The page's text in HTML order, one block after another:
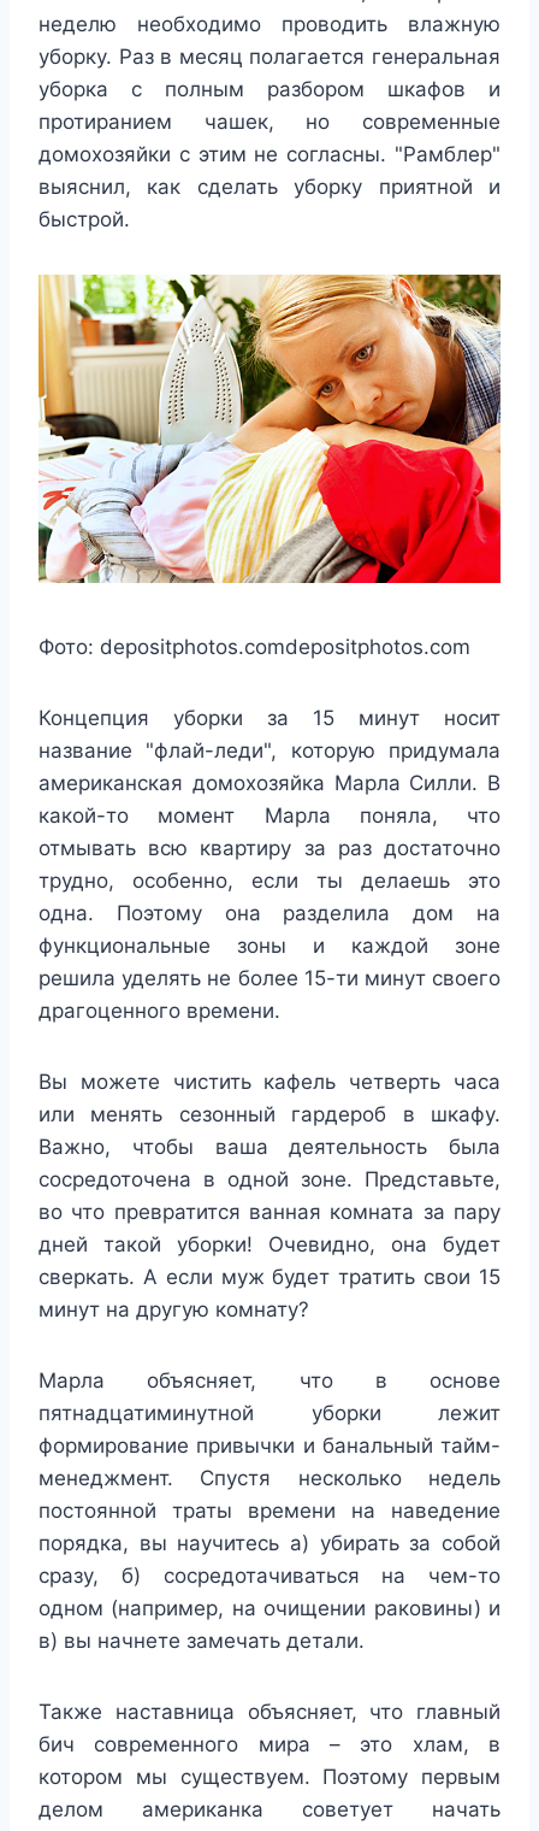
неделю необходимо проводить влажную
уборку. Раз в месяц полагается генеральная
уборка с полным разбором шкафов и
протиранием чашек, но современные
домохозяйки с этим не согласны. "Рамблер"
выяснил, как сделать уборку приятной и
быстрой.
Фото: depositphotos.comdepositphotos.com
Концепция уборки за 15 минут носит
название "флай-леди", которую придумала
американская домохозяйка Марла Силли. В
какой-то момент Марла поняла, что
отмывать всю квартиру за раз достаточно
трудно, особенно, если ты делаешь это
одна. Поэтому она разделила дом на
функциональные зоны и каждой зоне
решила уделять не более 15-ти минут своего
драгоценного времени.
Вы можете чистить кафель четверть часа
или менять сезонный гардероб в шкафу.
Важно, чтобы ваша деятельность была
сосредоточена в одной зоне. Представьте,
во что превратится ванная комната за пару
дней такой уборки! Очевидно, она будет
сверкать. А если муж будет тратить свои 15
минут на другую комнату?
Марла объясняет, что в основе
пятнадцатиминутной уборки лежит
формирование привычки и банальный тайм-
менеджмент. Спустя несколько недель
постоянной траты времени на наведение
порядка, вы научитесь а) убирать за собой
сразу, б) сосредотачиваться на чем-то
одном (например, на очищении раковины) и
в) вы начнете замечать детали.
Также наставница объясняет, что главный
бич современного мира – это хлам, в
котором мы существуем. Поэтому первым
делом американка советует начать